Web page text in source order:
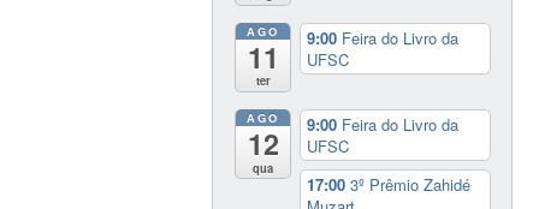
AGO
11
ter
9:00 Feira do Livro da
UFSC
AGO
12
qua
9:00 Feira do Livro da
UFSC
17:003º Prêmio Zahidé